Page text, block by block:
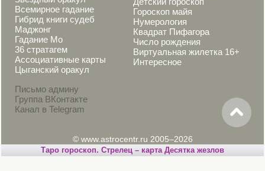
Всемирное гадание
Гибрид книги судеб
Маджонг
Гадание Мо
36 стратагем
Ассоциативные карты
Цыганский оракул
Письмо админу
Группа ВКонтакте
Канал в Telegram
Гороскоп майя
Нумерология
Квадрат Пифагора
Число рождения
Виртуальная жилетка 16+
Интересное
© www.astrocentr.ru 2005–2026
Таро гороскоп. Стрелец – карта Десятка жезлов